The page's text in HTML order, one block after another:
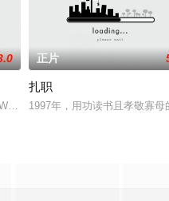
饰）是一个恪尽职守的社工
正片
扎职
1997年，用功读书且孝敬寡